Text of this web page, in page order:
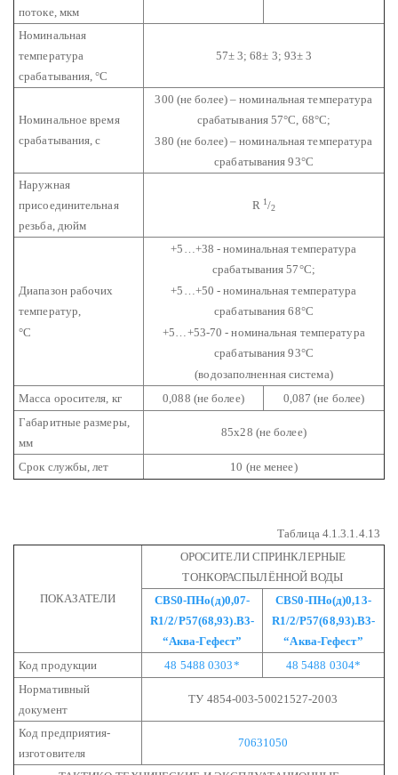
потоке, мкм
Номинальная
температура
срабатывания, °С
57± 3; 68± 3; 93± 3
Номинальное время
срабатывания, с
300 (не более) – номинальная температура
срабатывания 57°С, 68°С;
380 (не более) – номинальная температура
срабатывания 93°С
Наружная
присоединительная
резьба, дюйм
R 1/2
Диапазон рабочих
температур,
°С
+5…+38 - номинальная температура
срабатывания 57°С;
+5…+50 - номинальная температура
срабатывания 68°С
+5…+53-70 - номинальная температура
срабатывания 93°С
(водозаполненная система)
Масса оросителя, кг
0,088 (не более)
0,087 (не более)
Габаритные размеры,
мм
85х28 (не более)
Срок службы, лет 10 (не менее)
Таблица 4.1.3.1.4.13
ПОКАЗАТЕЛИ
ОРОСИТЕЛИ СПРИНКЛЕРНЫЕ
ТОНКОРАСПЫЛЁННОЙ ВОДЫ
СВS0-ПНо(д)0,07-
R1/2/Р57(68,93).В3-
“Аква-Гефест”
СВS0-ПНо(д)0,13-
R1/2/Р57(68,93).В3-
“Аква-Гефест”
Код продукции
48 5488 0303*
48 5488 0304*
Нормативный
документ
ТУ 4854-003-50021527-2003
Код предприятия-
изготовителя
70631050